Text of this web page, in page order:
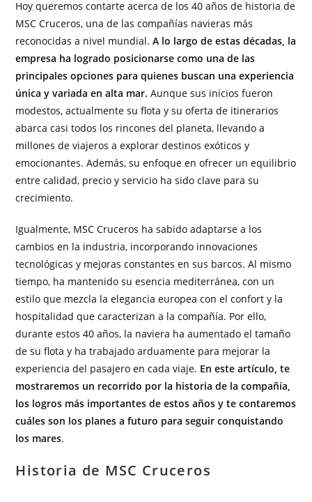
Hoy queremos contarte acerca de los 40 años de historia de
MSC Cruceros, una de las compañías navieras más
reconocidas a nivel mundial.A lo largo de estas décadas, la
empresa ha logrado posicionarse como una de las
principales opciones para quienes buscan una experiencia
única y variada en alta mar. Aunque sus inicios fueron
modestos, actualmente su flota y su oferta de itinerarios
abarca casi todos los rincones del planeta, llevando a
millones de viajeros a explorar destinos exóticos y
emocionantes. Además, su enfoque en ofrecer un equilibrio
entre calidad, precio y servicio ha sido clave para su
crecimiento.
Igualmente, MSC Cruceros ha sabido adaptarse a los
cambios en la industria, incorporando innovaciones
tecnológicas y mejoras constantes en sus barcos. Al mismo
tiempo, ha mantenido su esencia mediterránea, con un
estilo que mezcla la elegancia europea con el confort y la
hospitalidad que caracterizan a la compañía. Por ello,
durante estos 40 años, la naviera ha aumentado el tamaño
de su flota y ha trabajado arduamente para mejorar la
experiencia del pasajero en cada viaje. En este artículo, te
mostraremos un recorrido por la historia de la compañía,
los logros más importantes de estos años y te contaremos
cuáles son los planes a futuro para seguir conquistando
los mares.
Historia de MSC Cruceros